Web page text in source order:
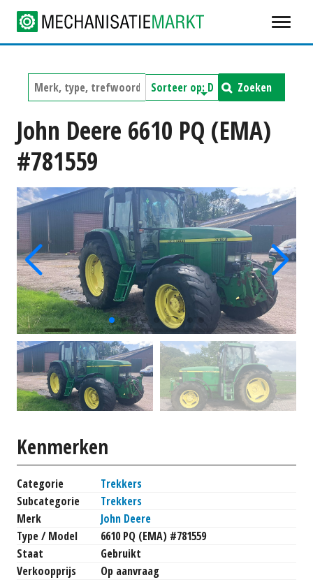
Zoeken
John Deere 6610 PQ (EMA)
#781559
Kenmerken
Categorie
Trekkers
Subcategorie
Trekkers
Merk
John Deere
Type / Model
6610 PQ (EMA) #781559
Staat
Gebruikt
Verkoopprijs
Op aanvraag